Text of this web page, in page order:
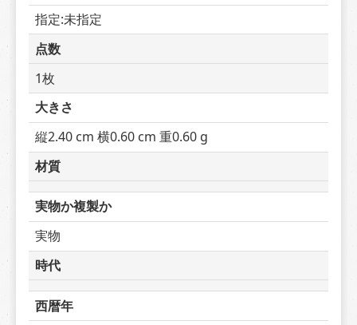
指定:未指定
点数
1枚
大きさ
縦2.40 cm 横0.60 cm 重0.60 g
材質
実物か複製か
実物
時代
西暦年